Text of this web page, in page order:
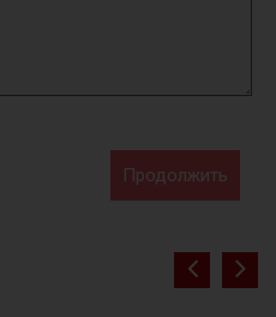
Продолжить